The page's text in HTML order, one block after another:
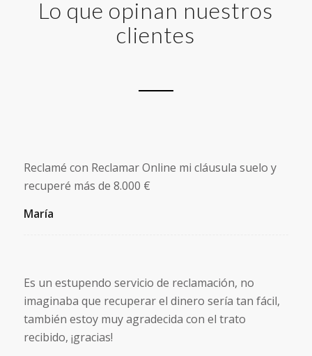
Lo que opinan nuestros
clientes
Reclamé con Reclamar Online mi cláusula suelo y
recuperé más de 8.000 €
María
Es un estupendo servicio de reclamación, no
imaginaba que recuperar el dinero sería tan fácil,
también estoy muy agradecida con el trato
recibido, ¡gracias!